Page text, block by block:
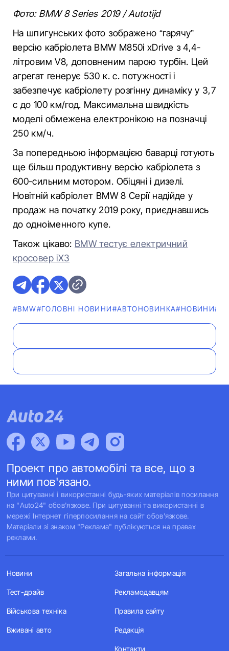
Фото: BMW 8 Series 2019 / Аutotijd
На шпигунських фото зображено “гарячу”
версію кабріолета BMW M850i ​​xDrive з 4,4-
літровим V8, доповненим парою турбін. Цей
агрегат генерує 530 к. с. потужності і
забезпечує кабріолету розгінну динаміку у 3,7
с до 100 км/год. Максимальна швидкість
моделі обмежена електронікою на позначці
250 км/ч.
За попередньою інформацією баварці готують
ще більш продуктивну версію кабріолета з
600-сильним мотором. Обіцяні і дизелі.
Новітній кабріолет BMW 8 Серії надійде у
продаж на початку 2019 року, приєднавшись
до одноіменного купе.
Також цікаво: BMW тестує електричний
кросовер iX3
#BMW#ГОЛОВНІ НОВИНИ#АВТОНОВИНКА#НОВИНИ
Проект про автомобілі та все, що з
ними пов'язано.
При цитуванні і використанні будь-яких матеріалів посилання
на "Auto24" обов'язкове. При цитуванні та використанні в
мережі Інтернет гіперпосилання на сайт обов'язкове.
Матеріали зі знаком "Реклама" публікуються на правах
реклами.
Новини
Тест-драйв
Військова техніка
Вживані авто
Загальна інформація
Рекламодавцям
Правила сайту
Редакція
Контакти